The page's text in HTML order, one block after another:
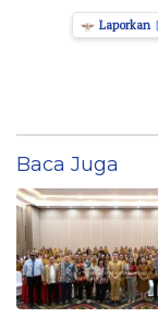
Laporkan
Baca Juga